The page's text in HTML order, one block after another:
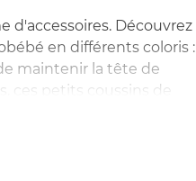
d'accessoires. Découvrez
en différents coloris :
maintenir la tête de
ces petits coussins de
à vous, ainsi qu'à votre